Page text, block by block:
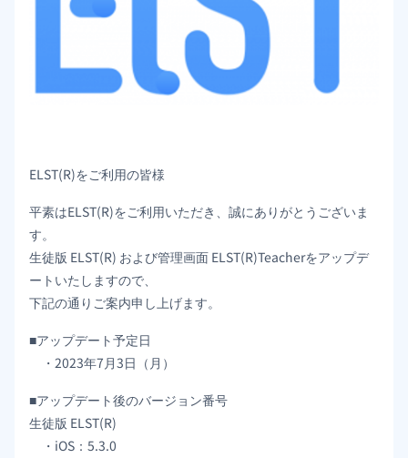
ELST(R)をご利用の皆様
平素はELST(R)をご利用いただき、誠にありがとうございま
す。
生徒版 ELST(R) および管理画面 ELST(R)Teacherをアップデ
ートいたしますので、
下記の通りご案内申し上げます。
■アップデート予定日
・2023年7月3日（月）
■アップデート後のバージョン番号
生徒版 ELST(R)
・iOS：5.3.0